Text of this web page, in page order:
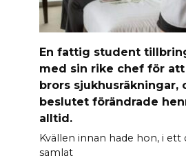
En fattig student
med sin rike chef för
brors sjukhusräkningar,
beslutet förändrade
alltid.
Kvällen innan hade hon, i ett
samlat